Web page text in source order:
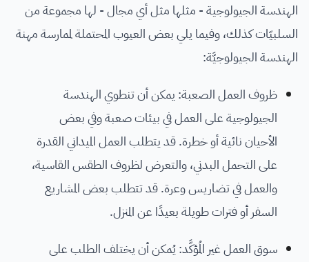
الهندسة الجيولوجية - مثلها مثل أي مجال - لها مجموعة من
السلبيّات كذلك، وفيما يلي بعض العيوب المحتملة لممارسة مهنة
الهندسة الجيولوجيَّة:
ظروف العمل الصعبة: يمكن أن تنطوي الهندسة
الجيولوجية على العمل في بيئات صعبة وفي بعض
الأحيان نائية أو خطرة. قد يتطلب العمل الميداني القدرة
على التحمل البدني، والتعرض لظروف الطقس القاسية،
والعمل في تضاريس وعرة. قد تتطلب بعض المشاريع
السفر أو فترات طويلة بعيدًا عن المنزل.
سوق العمل غير المُؤكَّد: يُمكن أن يختلف الطلب على